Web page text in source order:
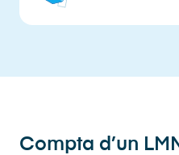
Compta d’un